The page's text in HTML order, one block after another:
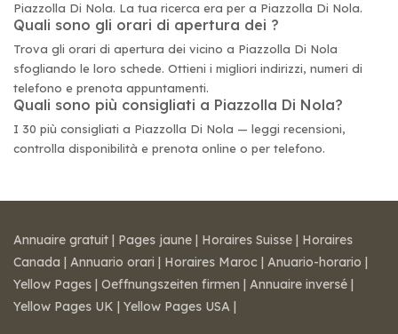
Piazzolla Di Nola. La tua ricerca era per a Piazzolla Di Nola.
Quali sono gli orari di apertura dei ?
Trova gli orari di apertura dei vicino a Piazzolla Di Nola
sfogliando le loro schede. Ottieni i migliori indirizzi, numeri di
telefono e prenota appuntamenti.
Quali sono più consigliati a Piazzolla Di Nola?
I 30 più consigliati a Piazzolla Di Nola — leggi recensioni,
controlla disponibilità e prenota online o per telefono.
Annuaire gratuit | Pages jaune | Horaires Suisse | Horaires
Canada | Annuario orari | Horaires Maroc | Anuario-horario |
Yellow Pages | Oeffnungszeiten firmen | Annuaire inversé |
Yellow Pages UK | Yellow Pages USA |